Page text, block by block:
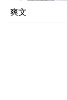
爽文